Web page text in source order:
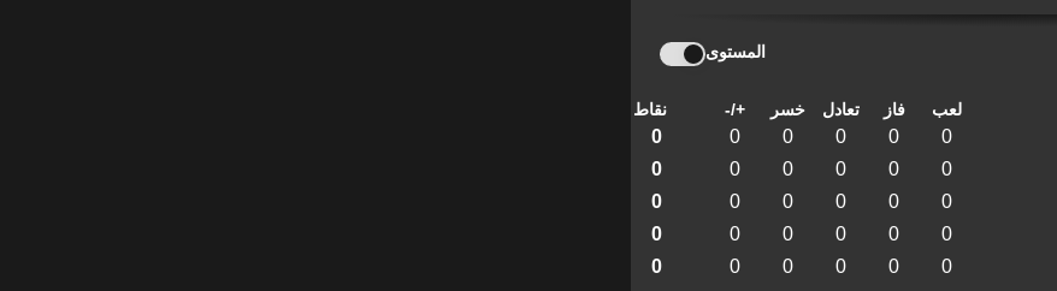
المستوى
لعب فاز تعادل خسر +/- نقاط
0
0
0
0
0
0
0
0
0
0
0
0
0
0
0
0
0
0
0
0
0
0
0
0
0
0
0
0
0
0